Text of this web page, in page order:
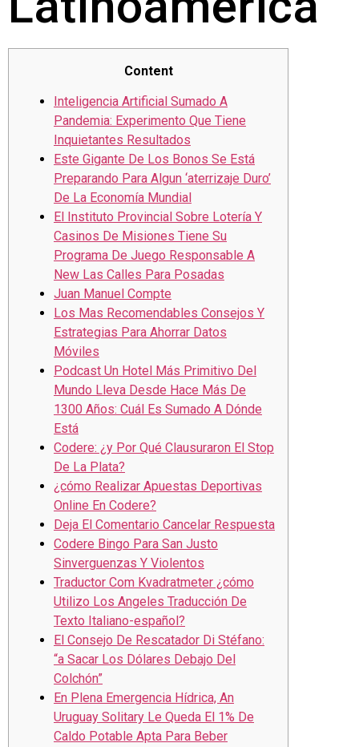
Content
Inteligencia Artificial Sumado A
Pandemia: Experimento Que Tiene
Inquietantes Resultados
Este Gigante De Los Bonos Se Está
Preparando Para Algun ‘aterrizaje Duro’
De La Economía Mundial
El Instituto Provincial Sobre Lotería Y
Casinos De Misiones Tiene Su
Programa De Juego Responsable A
New Las Calles Para Posadas
Juan Manuel Compte
Los Mas Recomendables Consejos Y
Estrategias Para Ahorrar Datos
Móviles
Podcast Un Hotel Más Primitivo Del
Mundo Lleva Desde Hace Más De
1300 Años: Cuál Es Sumado A Dónde
Está
Codere: ¿y Por Qué Clausuraron El Stop
De La Plata?
¿cómo Realizar Apuestas Deportivas
Online En Codere?
Deja El Comentario Cancelar Respuesta
Codere Bingo Para San Justo
Sinverguenzas Y Violentos
Traductor Com Kvadratmeter ¿cómo
Utilizo Los Angeles Traducción De
Texto Italiano-español?
El Consejo De Rescatador Di Stéfano:
“a Sacar Los Dólares Debajo Del
Colchón”
En Plena Emergencia Hídrica, An
Uruguay Solitary Le Queda El 1% De
Caldo Potable Apta Para Beber